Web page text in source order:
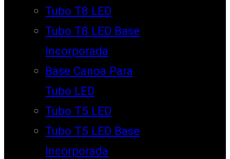
Tubo T8 LED
Tubo T8 LED Base
Incorporada
Base Canoa Para
Tubo LED
Tubo T5 LED
Tubo T5 LED Base
Incorporada